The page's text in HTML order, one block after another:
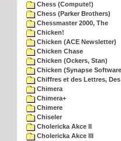
Chess (Compute!)
Chess (Parker Brothers)
Chessmaster 2000, The
Chicken!
Chicken (ACE Newsletter)
Chicken Chase
Chicken (Ockers, Stan)
Chicken (Synapse
Chiffres et des Lettres, Des
Chimera
Chimera+
Chimere
Chiseler
Cholericka Akce II
Cholericka Akce III